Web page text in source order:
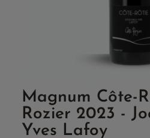
Magnum Côte-
Rozier 2023 -
Yves Lafoy